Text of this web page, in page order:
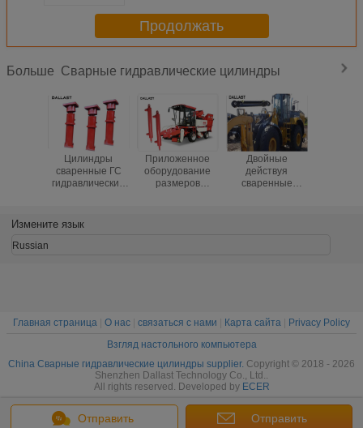
действующий гидравлический
Продолжать
Больше Сварные гидравлические цилиндры
Цилиндры
сваренные ГС
гидравлические
Kроме
Приложенное
оборудование
размеров
Двойные
действуя
сваренные
Отправить Отправить
Измените язык
Russian
Главная страница О нас связаться с нами Карта сайта
Privacy Policy
Взгляд настольного компьютера
China Сварные гидравлические цилиндры supplier. Copyright © 2018 - 2026
Shenzhen Dallast Technology Co., Ltd..
All rights reserved. Developed by ECER